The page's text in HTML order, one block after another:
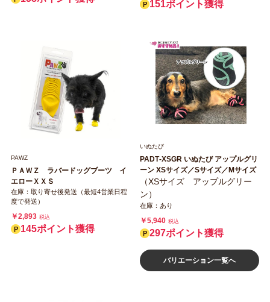
151ポイント獲得
PAWZ
ＰＡＷＺ ラバードッグブーツ イ
エローＸＸＳ
在庫：取り寄せ後発送（最短4営業日程
度で発送）
￥2,893 税込
145ポイント獲得
いぬたび
PADT‐XSGR いぬたび アップルグリ
ーン XSサイズ／Sサイズ／Mサイズ
（XSサイズ アップルグリー
ン）
在庫：あり
￥5,940 税込
297ポイント獲得
バリエーション一覧へ